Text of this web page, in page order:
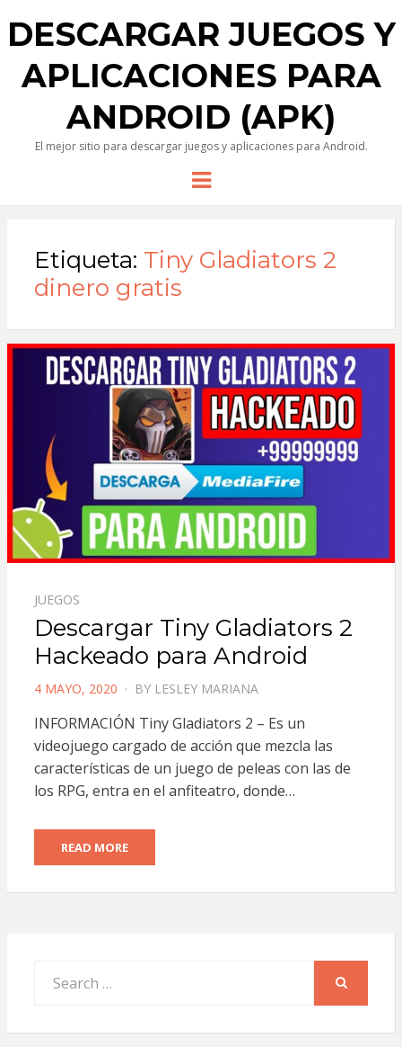
DESCARGAR JUEGOS Y
APLICACIONES PARA
ANDROID (APK)
El mejor sitio para descargar juegos y aplicaciones para Android.
Menu
Etiqueta: Tiny Gladiators 2
dinero gratis
JUEGOS
Descargar Tiny Gladiators 2
Hackeado para Android
POSTED
4 MAYO, 2020 BY LESLEY MARIANA
INFORMACIÓN Tiny Gladiators 2 – Es un
videojuego cargado de acción que mezcla las
características de un juego de peleas con las de
los RPG, entra en el anfiteatro, donde…
READ MORE
for: